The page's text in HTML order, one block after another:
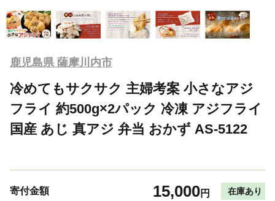
鹿児島県 薩摩川内市
冷めてもサクサク 主婦考案 小さなアジ
フライ 約500g×2パック 冷凍 アジフライ
国産 あじ 真アジ 弁当 おかず AS-5122
寄付金額 15,000円 在庫あり